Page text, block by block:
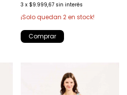
3 x $9.999,67 sin interés
¡Solo quedan 2en stock!
Comprar